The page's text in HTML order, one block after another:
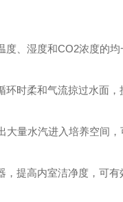
、湿度和CO2浓度的均
环时柔和气流掠过水面
大量水汽进入培养空间
，提高内室洁净度，可